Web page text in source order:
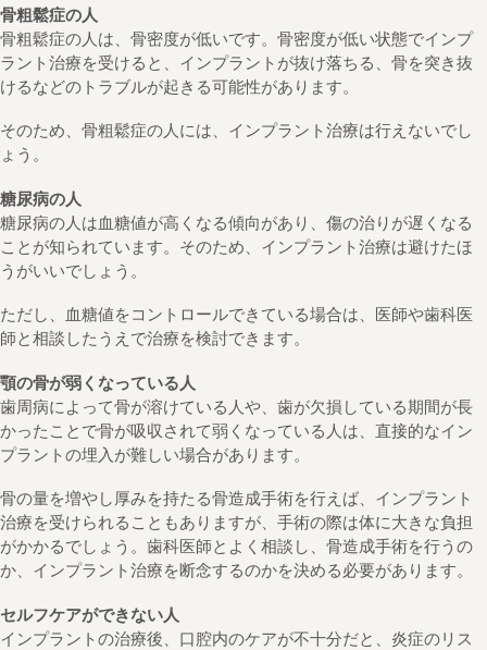
骨粗鬆症の人
骨粗鬆症の人は、骨密度が低いです。骨密度が低い状態でインプ
ラント治療を受けると、インプラントが抜け落ちる、骨を突き抜
けるなどのトラブルが起きる可能性があります。
そのため、骨粗鬆症の人には、インプラント治療は行えないでし
ょう。
糖尿病の人
糖尿病の人は血糖値が高くなる傾向があり、傷の治りが遅くなる
ことが知られています。そのため、インプラント治療は避けたほ
うがいいでしょう。
ただし、血糖値をコントロールできている場合は、医師や歯科医
師と相談したうえで治療を検討できます。
顎の骨が弱くなっている人
歯周病によって骨が溶けている人や、歯が欠損している期間が長
かったことで骨が吸収されて弱くなっている人は、直接的なイン
プラントの埋入が難しい場合があります。
骨の量を増やし厚みを持たる骨造成手術を行えば、インプラント
治療を受けられることもありますが、手術の際は体に大きな負担
がかかるでしょう。歯科医師とよく相談し、骨造成手術を行うの
か、インプラント治療を断念するのかを決める必要があります。
セルフケアができない人
インプラントの治療後、口腔内のケアが不十分だと、炎症のリス